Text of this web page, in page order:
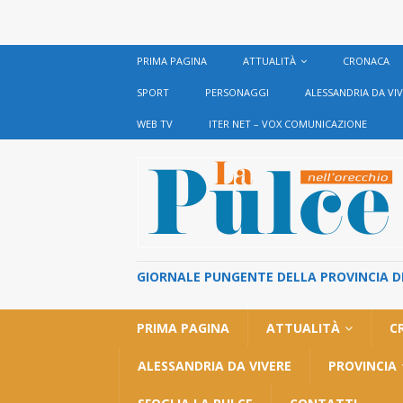
PRIMA PAGINA ATTUALITÀ CRONACA
SPORT PERSONAGGI ALESSANDRIA DA
WEB TV ITER NET – VOX COMUNICAZIONE
GIORNALE PUNGENTE DELLA PROVINCIA
PRIMA PAGINA ATTUALITÀ
ALESSANDRIA DA VIVERE PROVINCIA